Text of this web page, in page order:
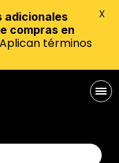
adicionales
compras en
términos
X